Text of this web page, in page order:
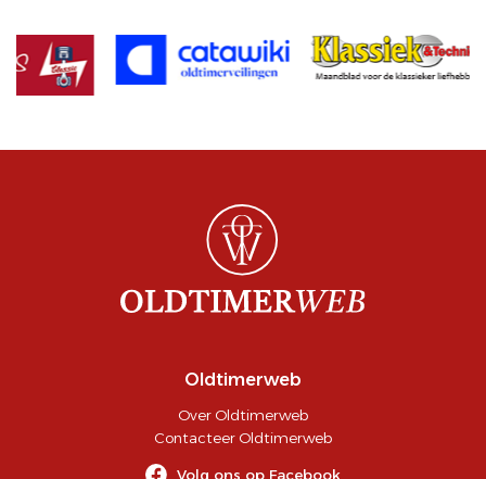
Oldtimerweb
Over Oldtimerweb
Contacteer Oldtimerweb
Volg ons op Facebook